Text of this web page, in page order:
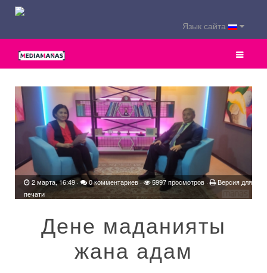
Язык сайта
2 марта, 16:49· 0 комментариев· 5997 просмотров ·
Версия для
печати
Дене маданияты
жана адам